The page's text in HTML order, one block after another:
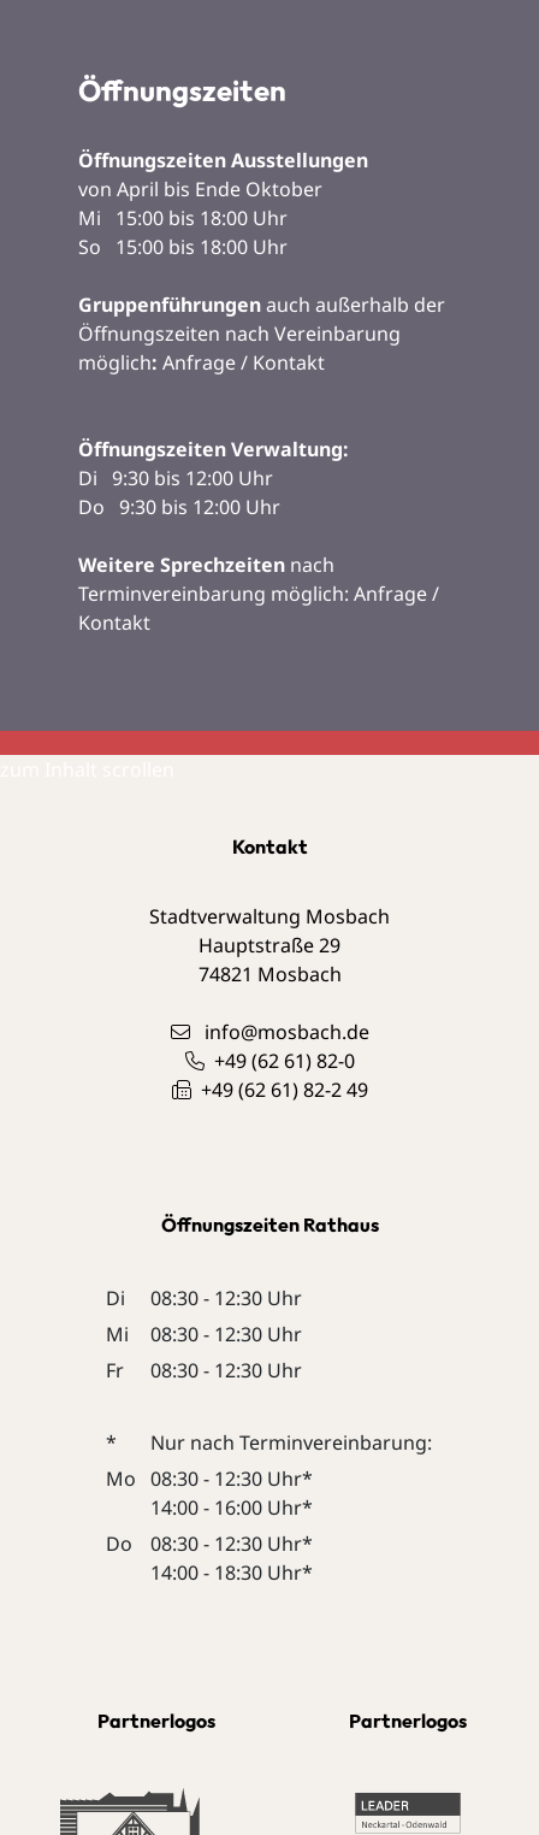
Öffnungszeiten
Öffnungszeiten Ausstellungen
von April bis Ende Oktober
Mi 15:00 bis 18:00 Uhr
So 15:00 bis 18:00 Uhr
Gruppenführungenauch außerhalb der
Öffnungszeiten nach Vereinbarung
möglich: Anfrage / Kontakt
Öffnungszeiten Verwaltung:
Di 9:30 bis 12:00 Uhr
Do 9:30 bis 12:00 Uhr
Weitere Sprechzeiten nach
Terminvereinbarung möglich: Anfrage /
Kontakt
Kontakt
Stadtverwaltung Mosbach
Hauptstraße 29
74821 Mosbach
info@mosbach.de
+49 (62 61) 82-0
+49 (62 61) 82-2 49
Öffnungszeiten Rathaus
Di
08:30 - 12:30 Uhr
Mi
08:30 - 12:30 Uhr
Fr
08:30 - 12:30 Uhr
*
Nur nach Terminvereinbarung:
Mo 08:30 - 12:30 Uhr*
14:00 - 16:00 Uhr*
Do
08:30 - 12:30 Uhr*
14:00 - 18:30 Uhr*
Partnerlogos Partnerlogos